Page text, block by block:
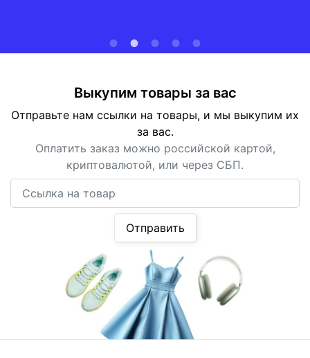
Выкупим товары за вас
Отправьте нам ссылки на товары, и мы выкупим их
за вас.
Оплатить заказ можно российской картой,
криптовалютой, или через СБП.
Отправить